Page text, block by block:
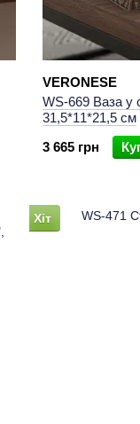
VERONESE
WS-669 Ваза у
31,5*11*21,5 см
3 665 грн
Хіт